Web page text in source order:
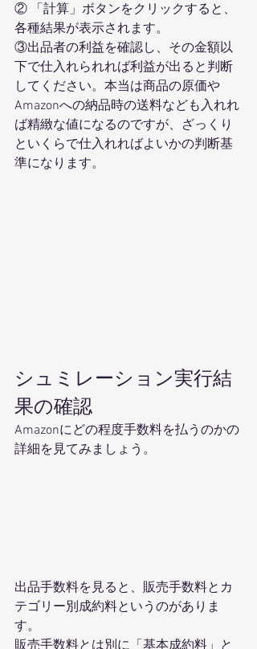
② 「計算」ボタンをクリックすると、
各種結果が表示されます。
③出品者の利益を確認し、その金額以
下で仕入れられれば利益が出ると判断
してください。本当は商品の原価や
Amazonへの納品時の送料なども入れれ
ば精緻な値になるのですが、ざっくり
といくらで仕入れればよいかの判断基
準になります。
シュミレーション実行結
果の確認
Amazonにどの程度手数料を払うのかの
詳細を見てみましょう。
出品手数料を見ると、販売手数料とカ
テゴリー別成約料というのがありま
す。
販売手数料とは別に「基本成約料」と